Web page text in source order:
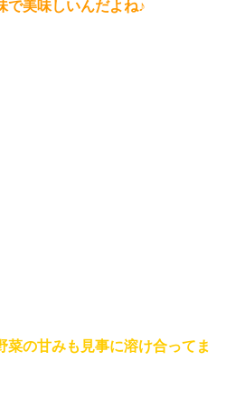
で美味しいんだよね♪
菜の甘みも見事に溶け合ってま